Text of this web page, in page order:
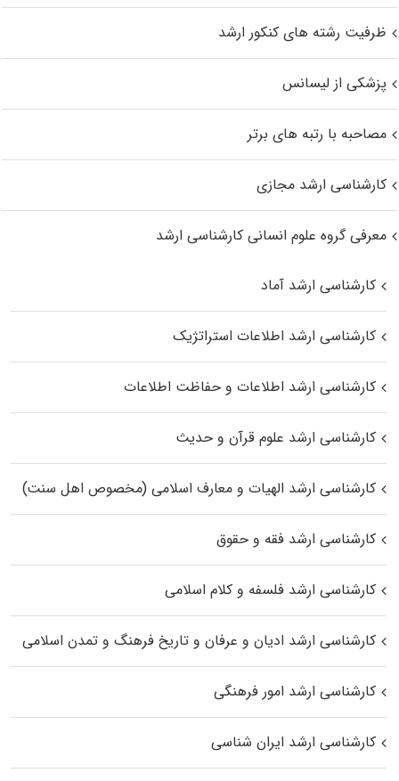
ظرفیت رشته های کنکور ارشد
پزشکی از لیسانس
مصاحبه با رتبه های برتر
کارشناسی ارشد مجازی
معرفی گروه علوم انسانی کارشناسی ارشد
کارشناسی ارشد آماد
کارشناسی ارشد اطلاعات استراتژیک
کارشناسی ارشد اطلاعات و حفاظت اطلاعات
کارشناسی ارشد علوم قرآن و حدیث
کارشناسی ارشد الهیات و معارف اسلامی (مخصوص اهل سنت)
کارشناسی ارشد فقه و حقوق
کارشناسی ارشد فلسفه و کلام اسلامی
کارشناسی ارشد ادیان و عرفان و تاریخ فرهنگ و تمدن اسلامی
کارشناسی ارشد امور فرهنگی
کارشناسی ارشد ایران شناسی